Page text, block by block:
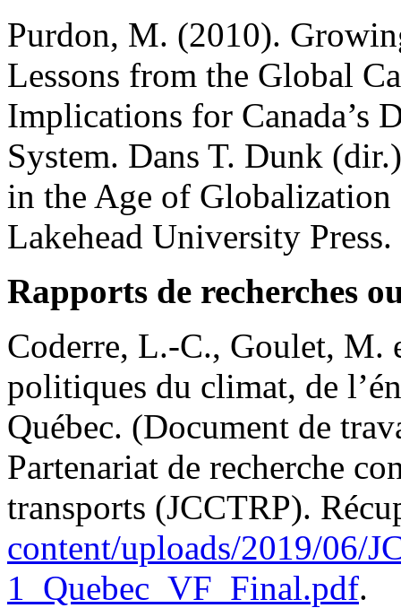
Purdon, M. (2010).
Lessons from the Global
Implications for Canada’s
System. Dans T. Dunk
in the Age of
Lakehead University Press.
Rapports de recherches
Coderre, L.-C., Goulet, M.
politiques du climat, de
Québec. (Document de
Partenariat de recherche
transports (JCCTRP).
content/uploads/2019/06/
1_Quebec_VF_Final.pdf.